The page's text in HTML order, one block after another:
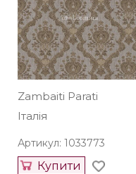
Zambaiti Parati
Італія
Артикул: 1033773
Купити